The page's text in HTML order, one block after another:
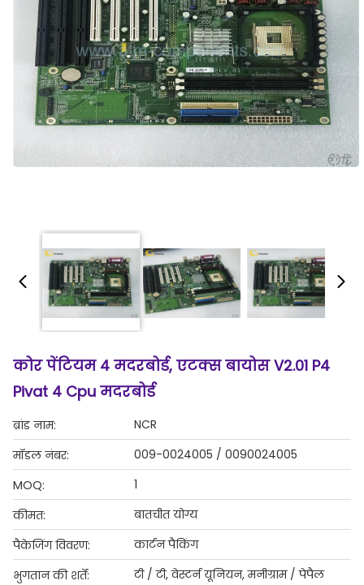
कोर पेंटियम 4 मदरबोर्ड, एटक्स बायोस V2.01 P4
Pivat 4 Cpu मदरबोर्ड
ब्रांड नाम:
NCR
मॉडल नंबर:
009-0024005 / 0090024005
MOQ:
1
कीमत:
बातचीत योग्य
पैकेजिंग विवरण:
कार्टन पैकिंग
भुगतान की शर्तें:
टी / टी, वेस्टर्न यूनियन, मनीग्राम / पेपैल